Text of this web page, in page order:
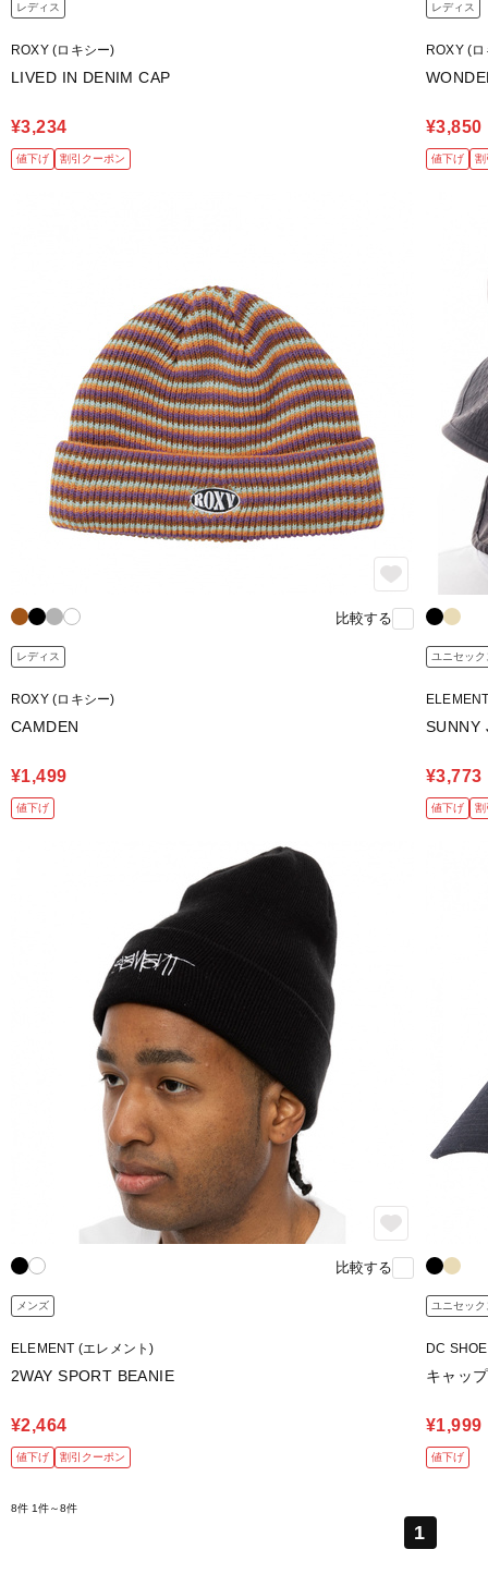
レディス
ROXY (ロキシー)
LIVED IN DENIM CAP
¥3,234
値下げ 割引クーポン
レディス
ROXY (
¥3,850
値下げ 割
比較する
レディス
ROXY (ロキシー)
CAMDEN
¥1,499
値下げ
ユニセック
SUNNY
¥3,773
値下げ 割
比較する
メンズ
ELEMENT (エレメント)
2WAY SPORT BEANIE
¥2,464
値下げ 割引クーポン
ユニセック
DC
キャップ
¥1,999
値下げ
8件 1件～8件
1